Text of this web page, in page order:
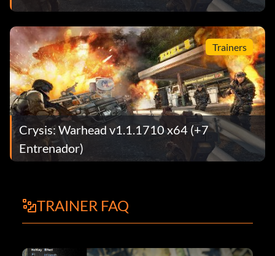
Trainers
Crysis: Warhead v1.1.1710 x64 (+7
Entrenador)
TRAINER FAQ